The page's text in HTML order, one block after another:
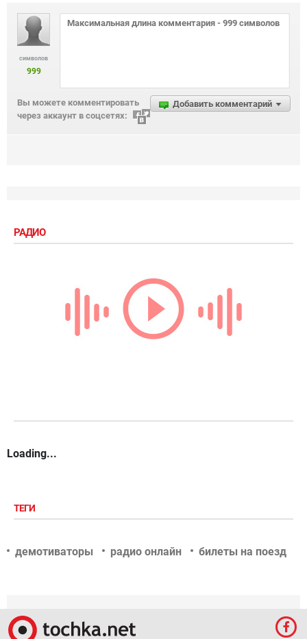
символов
999
Добавить комментарий
Вы можете комментировать
через аккаунт в соцсетях:
РАДИО
Loading...
ТЕГИ
демотиваторы радио онлайн билеты на поезд